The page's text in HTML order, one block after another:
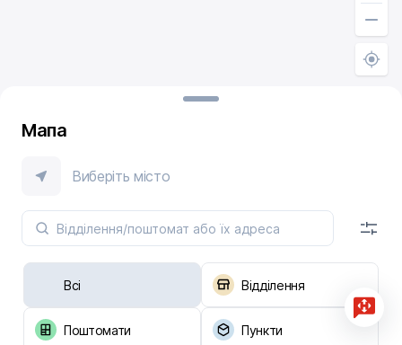
Мапа
Виберіть місто
Всі Відділення
Поштомати Пункти